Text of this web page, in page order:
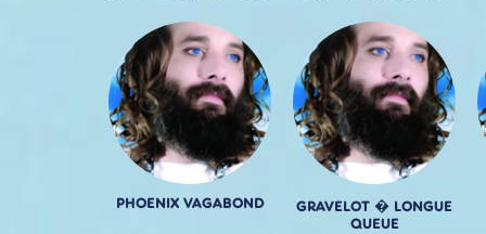
PHOENIX VAGABOND
GRAVELOT � LONGUE
QUEUE